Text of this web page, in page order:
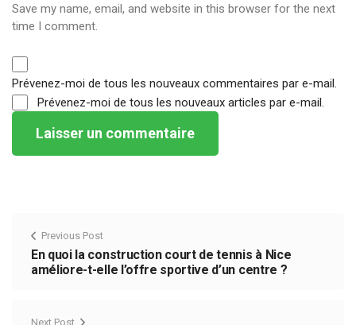
Save my name, email, and website in this browser for the next
time I comment.
Prévenez-moi de tous les nouveaux commentaires par e-mail.
Prévenez-moi de tous les nouveaux articles par e-mail.
Previous Post
En quoi la construction court de tennis à Nice
améliore-t-elle l’offre sportive d’un centre ?
Next Post